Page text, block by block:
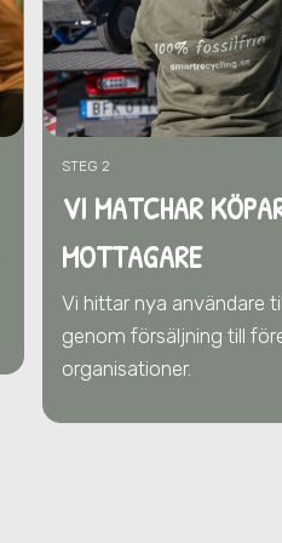
STEG 2
VI MATCHAR
MOTTAGARE
Vi hittar nya användare
genom försäljning till
organisationer.